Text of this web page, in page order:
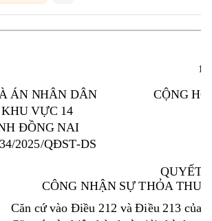
1
ÁN NHÂN DÂN
            C
ỘNG
KHU VỰC 14
ĐỒNG NAI
34/2025/QĐST-DS
QUYẾT
CÔNG NHẬN SỰ THỎA THU
Căn cứ vào Điều 212 và Điều 213 của